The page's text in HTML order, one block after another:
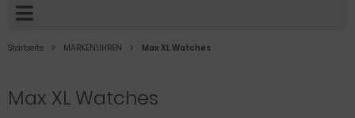
Startseite MARKENUHREN Max XL Watches
Max XL Watches